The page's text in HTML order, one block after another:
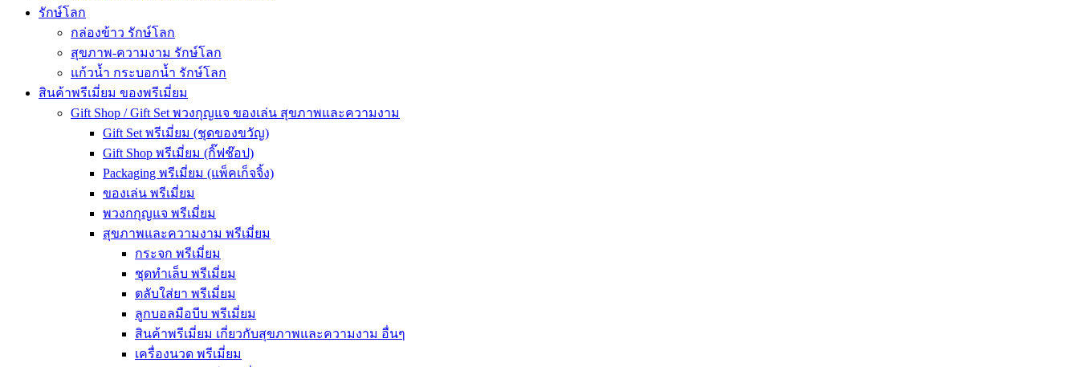
รักษ์โลก
กล่องข้าว รักษ์โลก
สุขภาพ-ความงาม รักษ์โลก
แก้วน้ำ กระบอกน้ำ รักษ์โลก
สินค้าพรีเมี่ยม ของพรีเมี่ยม
Gift Shop / Gift Set พวงกุญแจ ของเล่น สุขภาพและความงาม
Gift Set พรีเมี่ยม (ชุดของขวัญ)
Gift Shop พรีเมี่ยม (กิ๊ฟช๊อป)
Packaging พรีเมี่ยม (แพ็คเก็จจิ้ง)
ของเล่น พรีเมี่ยม
พวงกกุญแจ พรีเมี่ยม
สุขภาพและความงาม พรีเมี่ยม
กระจก พรีเมี่ยม
ชุดทำเล็บ พรีเมี่ยม
ตลับใส่ยา พรีเมี่ยม
ลูกบอลมือบีบ พรีเมี่ยม
สินค้าพรีเมี่ยม เกี่ยวกับสุขภาพและความงาม อื่นๆ
เครื่องนวด พรีเมี่ยม